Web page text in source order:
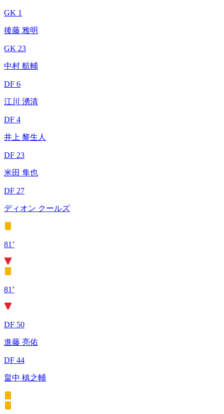
GK 1
後藤 雅明
GK 23
中村 航輔
DF 6
江川 湧清
DF 4
井上 黎生人
DF 23
米田 隼也
DF 27
ディオン クールズ
81’
81’
DF 50
進藤 亮佑
DF 44
畠中 槙之輔